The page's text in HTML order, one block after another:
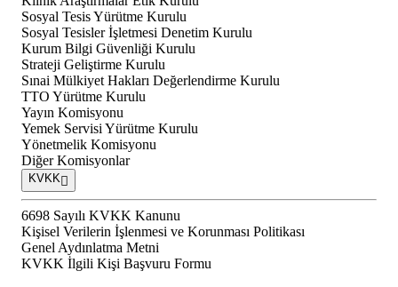
Sosyal Tesis Yürütme Kurulu
Sosyal Tesisler İşletmesi Denetim Kurulu
Kurum Bilgi Güvenliği Kurulu
Strateji Geliştirme Kurulu
Sınai Mülkiyet Hakları Değerlendirme Kurulu
TTO Yürütme Kurulu
Yayın Komisyonu
Yemek Servisi Yürütme Kurulu
Yönetmelik Komisyonu
Diğer Komisyonlar
KVKK
6698 Sayılı KVKK Kanunu
Kişisel Verilerin İşlenmesi ve Korunması Politikası
Genel Aydınlatma Metni
KVKK İlgili Kişi Başvuru Formu